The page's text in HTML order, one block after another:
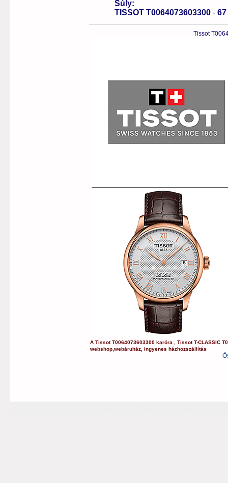
Súly:
TISSOT T0064073603300 - 67
Tissot
ATissot T0064073603300 karóra ,Tissot T-CLASSIC
webshop ,webáruház ,ingyenes házhozszállítás